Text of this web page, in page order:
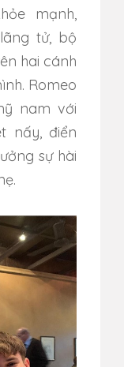
mạnh,
tử, bộ
hai cánh
Romeo
nam với
nấy, điển
sự hài